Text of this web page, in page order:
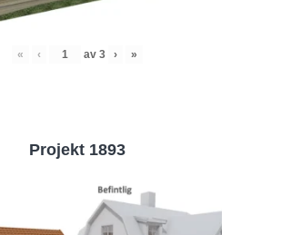
« ‹ av 3 › »
Projekt 1893